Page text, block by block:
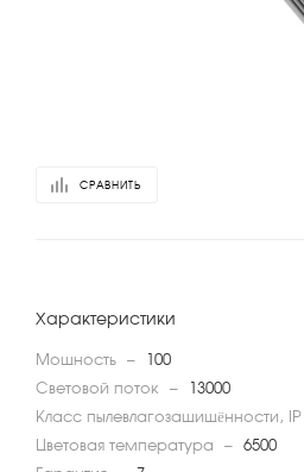
СРАВНИТЬ
Характеристики
Мощность —
100
Световой поток
—
13000
Класс пылевлагозащищённости, IP
Цветовая температура
— 6500